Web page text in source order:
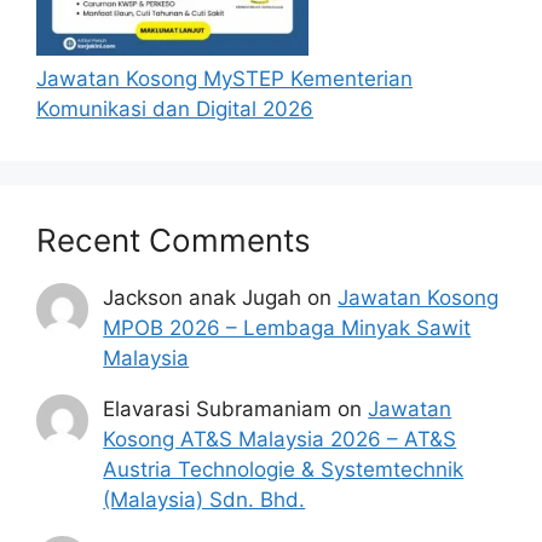
tarikh iklan ditutup hendaklah
menganggap permohonan mereka tidak
berjaya.
Penafian: Pihak kami bukan dari mana-
mana agensi Kerajaan terlibat. Maklumat
adalah sahih dan diolah dari sumber rasmi
kerajaan dan sumber yang dipercayai
untuk memudahkan proses permohonan.
Jawatan Kosong MySTEP Kementerian
Komunikasi dan Digital 2026
Recent Comments
Jackson anak Jugah onJawatan Kosong
MPOB 2026 – Lembaga Minyak Sawit
Malaysia
Elavarasi Subramaniam onJawatan
Kosong AT&S Malaysia 2026 – AT&S
Austria Technologie & Systemtechnik
(Malaysia) Sdn. Bhd.